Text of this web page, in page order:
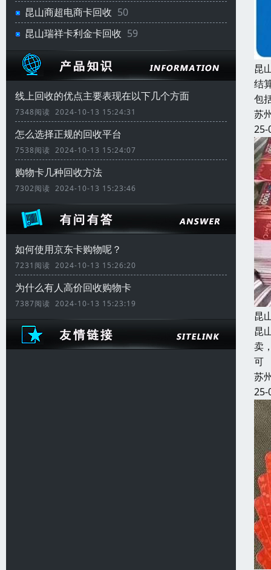
昆山商超电商卡回收 50
昆山瑞祥卡利金卡回收 59
线上回收的优点主要表现在以下几个方面
7348阅读 2024-10-13 15:24:31
怎么选择正规的回收平台
7538阅读 2024-10-13 15:24:07
购物卡几种回收方法
7302阅读 2024-10-13 15:23:46
如何使用京东卡购物呢？
7231阅读 2024-10-13 15:26:20
为什么有人高价回收购物卡
7387阅读 2024-10-13 15:23:19
昆
结
包
苏
25-
昆
昆
卖
可
苏
25-